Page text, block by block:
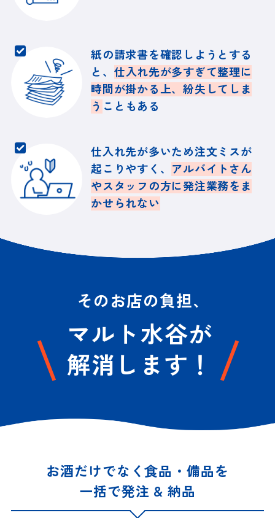
紙の請求書を確認しようとする
と、 仕入れ先が多すぎて整理に
時間が掛かる上、紛失してしま
う こともある
仕入れ先が多いため注文ミスが
起こりやすく、 アルバイトさん
やスタッフの方に発注業務をま
かせられない
そのお店の負担、
マルト水谷が
解消します！
お酒だけでなく食品・備品を
一括で発注 & 納品